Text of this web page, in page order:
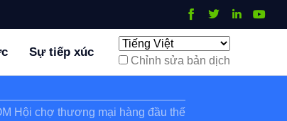
Sự tiếp xúc
Chỉnh sửa bản dịch
Hội chợ thương mại hàng đầu thế